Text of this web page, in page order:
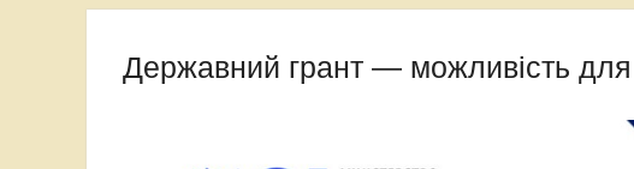
Карпат
Державний грант — можливість для